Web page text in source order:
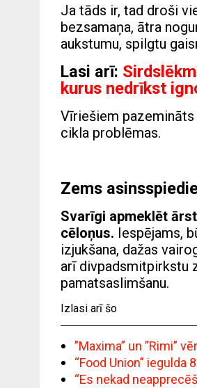
Ja tāds ir, tad droši
bezsamaņa, ātra
aukstumu, spilgtu
Lasi arī:
kurus nedrīkst
Vīriešiem
cikla problēmas.
Zems
Svarīgi apmeklēt
cēloņus. Iespējams,
izjukšana, dažas
arī divpadsmitpirkstu
pamatsaslimšanu.
Izlasi arī šo
”Maxima” un ”Rimi”
“Food Union”
“Es nekad